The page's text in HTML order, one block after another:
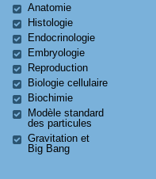
Anatomie
Histologie
Endocrinologie
Embryologie
Reproduction
Biologie cellulaire
Biochimie
Modèle standard
des particules
Gravitation et
Big Bang